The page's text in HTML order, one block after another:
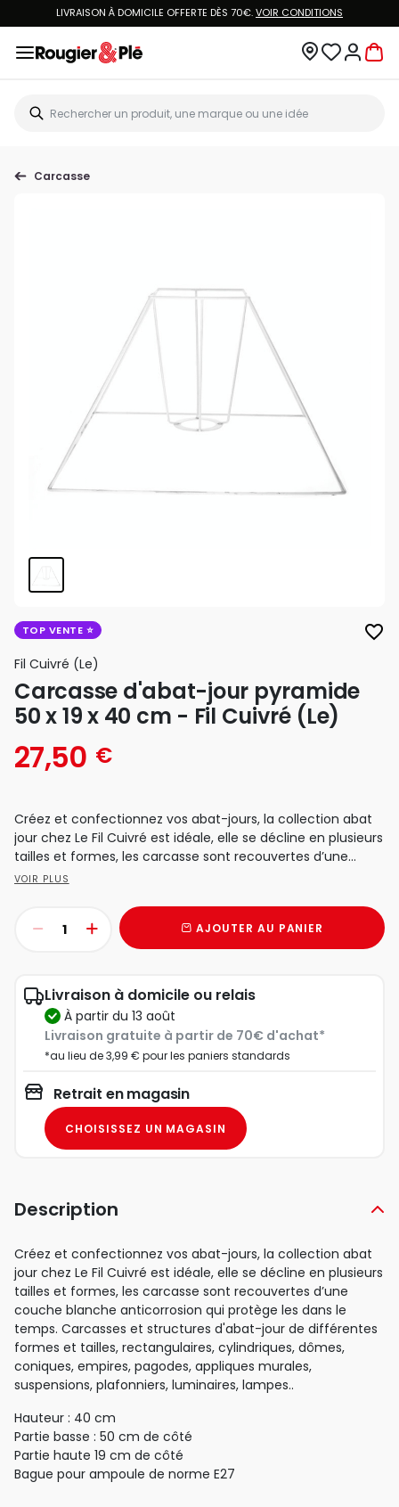
LIVRAISON À DOMICILE OFFERTE DÈS 70€.VOIR CONDITIONS
Carcasse
TOP VENTE favorite_border
Fil Cuivré (le)
Carcasse d'abat-jour pyramide
50 x 19 x 40 cm - Fil Cuivré (Le)
27,50 €
Créez et confectionnez vos abat-jours, la collection abat
jour chez Le Fil Cuivré est idéale, elle se décline en plusieurs
tailles et formes, les carcasse sont recouvertes d’une...
VOIR PLUS
AJOUTER AU PANIER
Livraison à domicile ou relais
à partir du 13 août
Livraison gratuite à partir de 70€ d'achat*
*au lieu de 3,99 € pour les paniers standards
Retrait en magasin
CHOISISSEZ UN MAGASIN
Description
Créez et confectionnez vos abat-jours, la collection abat
jour chez Le Fil Cuivré est idéale, elle se décline en plusieurs
tailles et formes, les carcasse sont recouvertes d’une
couche blanche anticorrosion qui protège les dans le
temps. Carcasses et structures d'abat-jour de différentes
formes et tailles, rectangulaires, cylindriques, dômes,
coniques, empires, pagodes, appliques murales,
suspensions, plafonniers, luminaires, lampes..
Hauteur : 40 cm
Partie basse : 50 cm de côté
Partie haute 19 cm de côté
Bague pour ampoule de norme E27